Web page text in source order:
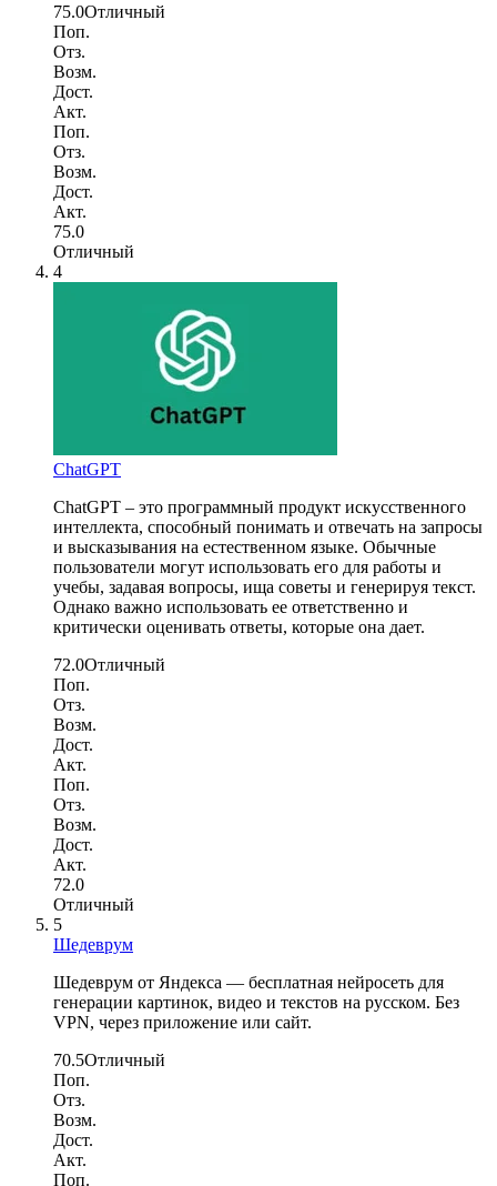
75.0Отличный
Поп.
Отз.
Возм.
Дост.
Акт.
Поп.
Отз.
Возм.
Дост.
Акт.
75.0
Отличный
4
ChatGPT
ChatGPT – это программный продукт искусственного
интеллекта, способный понимать и отвечать на запросы
и высказывания на естественном языке. Обычные
пользователи могут использовать его для работы и
учебы, задавая вопросы, ища советы и генерируя текст.
Однако важно использовать ее ответственно и
критически оценивать ответы, которые она дает.
72.0Отличный
Поп.
Отз.
Возм.
Дост.
Акт.
Поп.
Отз.
Возм.
Дост.
Акт.
72.0
Отличный
5
Шедеврум
Шедеврум от Яндекса — бесплатная нейросеть для
генерации картинок, видео и текстов на русском. Без
VPN, через приложение или сайт.
70.5Отличный
Поп.
Отз.
Возм.
Дост.
Акт.
Поп.